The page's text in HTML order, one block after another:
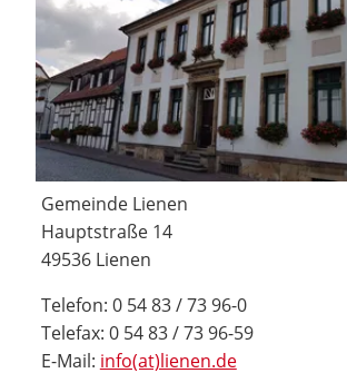
Gemeinde Lienen
Hauptstraße 14
49536 Lienen
Telefon: 0 54 83 / 73 96-0
Telefax: 0 54 83 / 73 96-59
E-Mail: info(at)lienen.de